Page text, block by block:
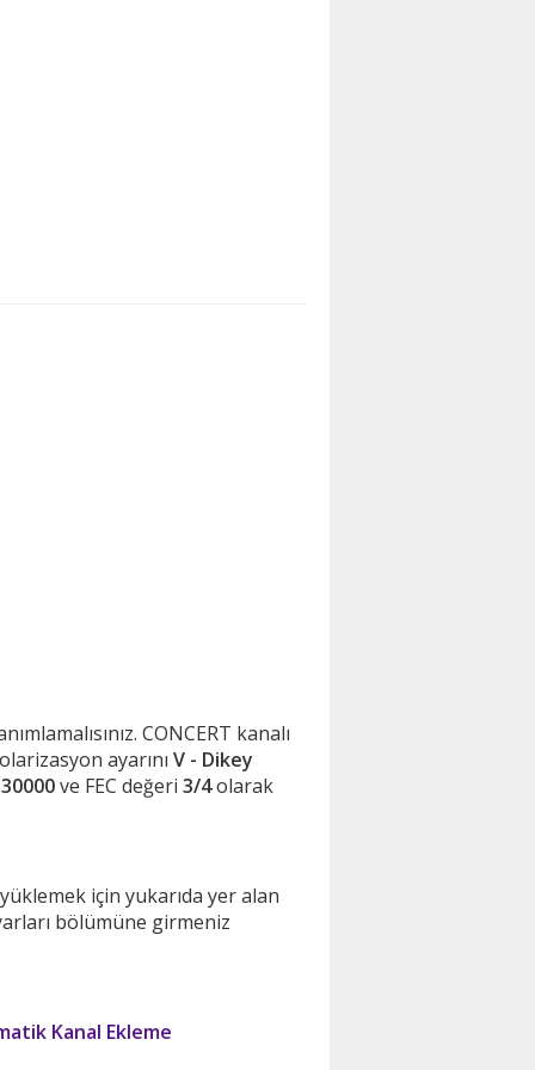
CONCERT kanalı
ayarını V - Dikey
30000ve FEC değeri 3/4olarak
için yukarıda yer alan
bölümüne girmeniz
Kanal Ekleme